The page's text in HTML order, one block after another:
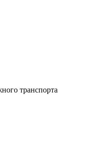
транспорта